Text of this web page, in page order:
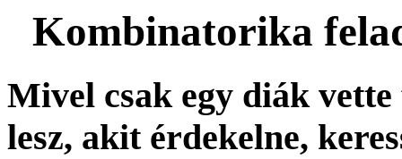
Kombinatorika
Mivel csak egy diák
lesz, akit érdekelne,